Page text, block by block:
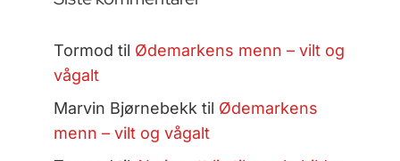
Tormod til Ødemarkens menn – vilt og
vågalt
Marvin Bjørnebekk til Ødemarkens
menn – vilt og vågalt